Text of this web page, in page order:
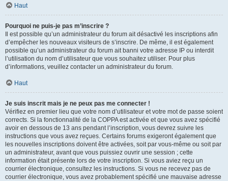
Haut
Pourquoi ne puis-je pas m’inscrire ?
Il est possible qu’un administrateur du forum ait désactivé les inscriptions afin
d’empêcher les nouveaux visiteurs de s’inscrire. De même, il est également
possible qu’un administrateur du forum ait banni votre adresse IP ou interdit
l’utilisation du nom d’utilisateur que vous souhaitez utiliser. Pour plus
d’informations, veuillez contacter un administrateur du forum.
Haut
Je suis inscrit mais je ne peux pas me connecter !
Vérifiez en premier lieu que votre nom d’utilisateur et votre mot de passe soient
corrects. Si la fonctionnalité de la COPPA est activée et que vous avez spécifié
avoir en dessous de 13 ans pendant l’inscription, vous devrez suivre les
instructions que vous avez reçues. Certains forums exigeront également que
les nouvelles inscriptions doivent être activées, soit par vous-même ou soit par
un administrateur, avant que vous puissiez ouvrir une session ; cette
information était présente lors de votre inscription. Si vous aviez reçu un
courrier électronique, consultez les instructions. Si vous ne recevez pas de
courrier électronique, vous avez probablement spécifié une mauvaise adresse